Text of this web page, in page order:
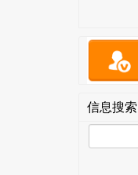
信息搜索